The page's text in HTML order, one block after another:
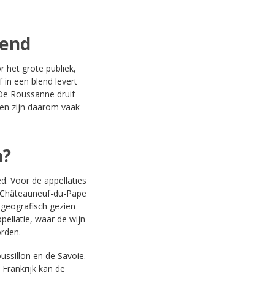
het grote publiek,
in een blend levert
Roussanne druif
zijn daarom vaak
Voor de appellaties
Châteauneuf-du-Pape
gezien
waar de wijn
en de Savoie.
kan de